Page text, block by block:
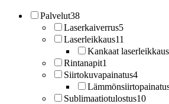
Palvelut38
Laserkaiverrus5
Laserleikkaus11
Kankaat
Rintanapit1
Siirtokuvapainatus4
Sublimaatiotulostus10